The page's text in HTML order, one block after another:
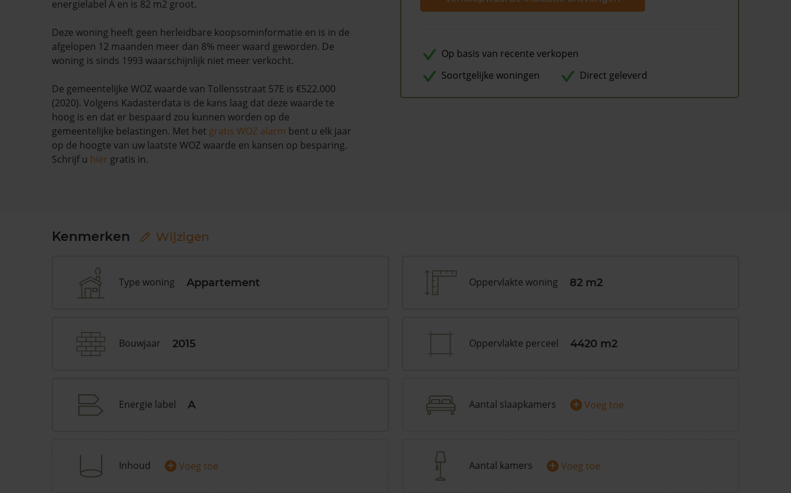
energielabel A en is 82 m2 groot.
Deze woning heeft geen herleidbare koopsominformatie en is in de
afgelopen 12 maanden meer dan 8% meer waard geworden. De
woning is sinds 1993 waarschijnlijk niet meer verkocht.
De gemeentelijke WOZ waarde van Tollensstraat 57E is €522.000
(2020). Volgens Kadasterdata is de kans laag dat deze waarde te
hoog is en dat er bespaard zou kunnen worden op de
gemeentelijke belastingen. Met het gratis WOZ alarm bent u elk jaar
op de hoogte van uw laatste WOZ waarde en kansen op besparing.
Schrijf u hier gratis in.
Op basis van recente verkopen
Soortgelijke woningen
Direct geleverd
Kenmerken Wijzigen
Type woning Appartement Oppervlakte woning 82 m2
Bouwjaar 2015 Oppervlakte perceel 4420 m2
Energie label A Aantal slaapkamers + Voeg toe
Inhoud + Voeg toe Aantal kamers + Voeg toe